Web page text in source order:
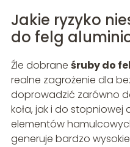
Jakie ryzyko
do felg
Źle dobrane śruby do
realne zagrożenie dla
doprowadzić zarówno
koła, jak i do
elementów
generuje bardzo